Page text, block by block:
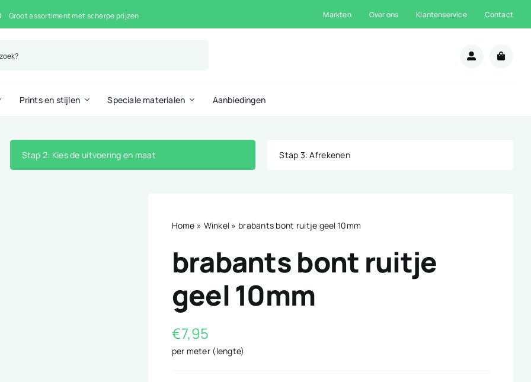
Groot assortiment met scherpe prijzen Markten Over ons Klantenservice Contact
Prints en stijlen Speciale materialen Aanbiedingen
Stap 2: Kies de uitvoering en maat Stap 3: Afrekenen
Home » Winkel » brabants bont ruitje geel 10mm
brabants bont ruitje
geel 10mm
€7,95
per meter (lengte)